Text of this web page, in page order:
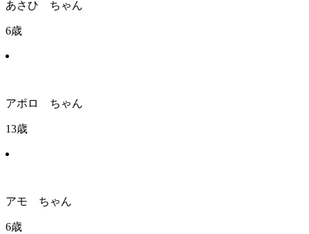
あさひ ちゃん
6歳
アポロ ちゃん
13歳
アモ ちゃん
6歳